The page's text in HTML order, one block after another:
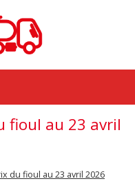
Commande groupée
fioul au 23 avril
du fioul au 23 avril 2026